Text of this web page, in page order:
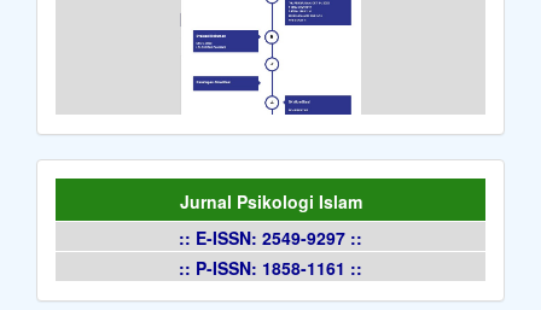
Jurnal Psikologi Islam
:: E-ISSN: 2549-9297 ::
:: P-ISSN: 1858-1161 ::